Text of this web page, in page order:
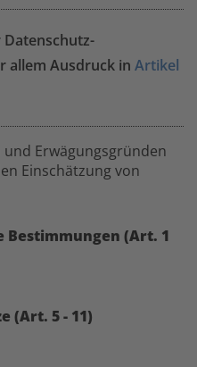
allem Ausdruck in Artikel
Erwägungsgründen
Einschätzung von
Bestimmungen (Art. 1
(Art. 5 - 11)